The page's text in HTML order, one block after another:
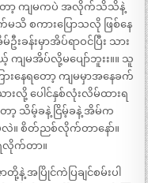
တော့ ကျမကပဲ အလိုက်သိသိနဲ့
သိ စကားပြောသလို ဖြစ်နေ
ခန်းမှာအိပ်ရာဝင်ပြီး သား
ျမအိပ်လို့မပျော်ဘူးး။။ သူ
းနေရတော့ ကျမမှာအနေခက်
လို့ ပေါင်နှစ်လုံးလိမ်ထားရ
သိမ့်ခနဲ့ ငြိမ့်ခနဲ့ အိမ်က
။ စိတ်ညစ်လိုက်တာနော်။
လိုက်တာ။
အပြိုင်ကဲပြချင်စမ်းပါ